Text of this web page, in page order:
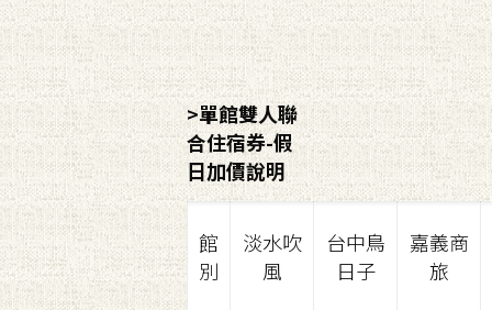
>單館雙人聯
合住宿券-假
日加價說明
館
別
淡水吹
風
台中鳥
日子
嘉義商
旅